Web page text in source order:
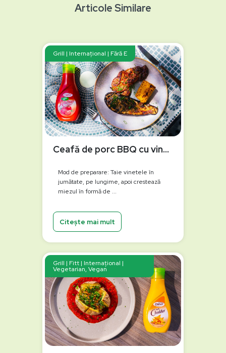
Articole Similare
Grill | Internațional | Fără E
Ceafă de porc BBQ cu vinete și porumb la grătar
Mod de preparare: Taie vinetele în
jumătate, pe lungime, apoi crestează
miezul în formă de ...
Citește mai mult
Grill | Fitt | Internațional |
Vegetarian, Vegan